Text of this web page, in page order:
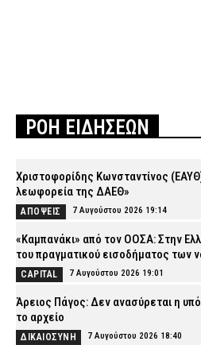
ΡΟΗ ΕΙΔΗΣΕΩΝ
Χριστοφορίδης Κωνσταντίνος
λεωφορεία της ΔΑΕΘ»
ΑΠΟΨΕΙΣ 7 Αυγούστου 2026 19:14
«Καμπανάκι» από τον ΟΟΣΑ: Στην
του πραγματικού εισοδήματος των
CAPITAL 7 Αυγούστου 2026 19:01
Άρειος Πάγος: Δεν ανασύρεται η
το αρχείο
ΔΙΚΑΙΟΣΥΝΗ 7 Αυγούστου 2026 18:40